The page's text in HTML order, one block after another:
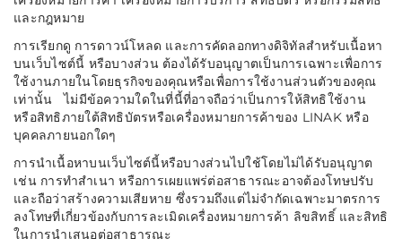
และกฎหมาย
การเรียกดู การดาวน์โหลด และการคัดลอกทางดิจิทัลสำหรับเนื้อหา
บนเว็บไซต์นี้ หรือบางส่วน ต้องได้รับอนุญาตเป็นการเฉพาะเพื่อการ
ใช้งานภายในโดยธุรกิจของคุณหรือเพื่อการใช้งานส่วนตัวของคุณ
เท่านั้น ไม่มีข้อความใดในที่นี้ที่อาจถือว่าเป็นการให้สิทธิใช้งาน
หรือสิทธิภายใต้สิทธิบัตรหรือเครื่องหมายการค้าของ LINAK หรือ
บุคคลภายนอกใดๆ
การนำเนื้อหาบนเว็บไซต์นี้หรือบางส่วนไปใช้โดยไม่ได้รับอนุญาต
เช่น การทำสำเนา หรือการเผยแพร่ต่อสาธารณะอาจต้องโทษปรับ
และถือว่าสร้างความเสียหาย ซึ่งรวมถึงแต่ไม่จำกัดเฉพาะมาตรการ
ลงโทษที่เกี่ยวข้องกับการละเมิดเครื่องหมายการค้า ลิขสิทธิ์ และสิทธิ
ในการนำเสนอต่อสาธารณะ